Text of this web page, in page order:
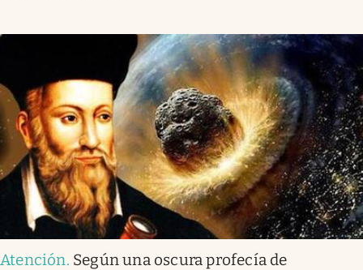
Atención. Según una oscura profecía de